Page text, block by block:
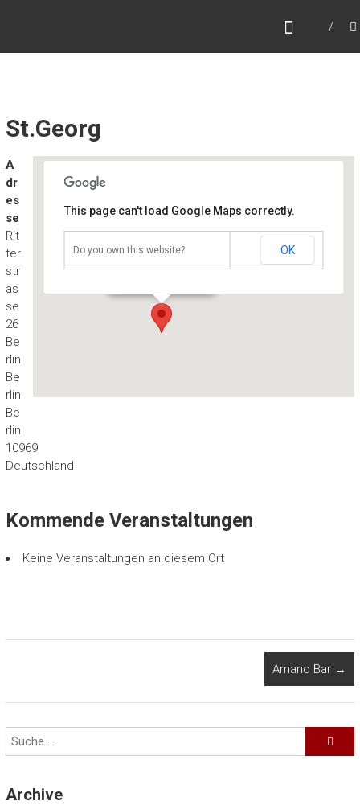
St.Georg
St.Georg
Veranstaltungen
This page can't load Google Maps correctly.
Do you own this website? OK
A
dr
es
se
Rit
ter
str
as
se
26
Be
rlin
Be
rlin
Be
rlin
10969
Deutschland
Kommende Veranstaltungen
Keine Veranstaltungen an diesem Ort
Amano Bar →
Archive